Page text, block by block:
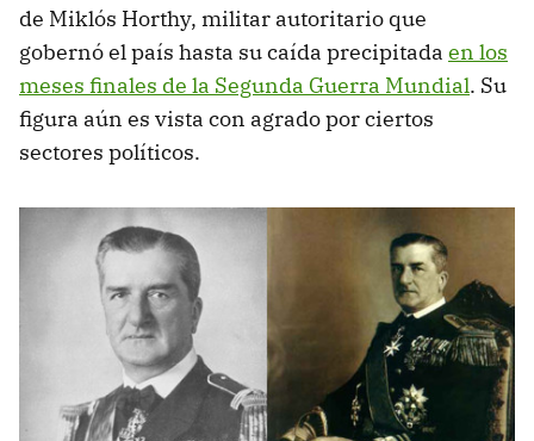
de Miklós Horthy, militar autoritario que
gobernó el país hasta su caída precipitada en los
meses finales de la Segunda Guerra Mundial. Su
figura aún es vista con agrado por ciertos
sectores políticos.